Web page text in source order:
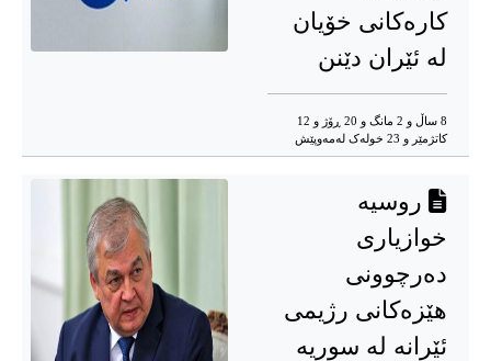
کارەکانی خۆیان
لە ئێران دێنن
8 ساڵ و 2 مانگ و 20 ڕۆژ و 12
کاتژمێر و 23 خوله‌ک له‌مه‌وپێش‌
روسیە
خوازیاری
دەرچوونی
هێزەکانی رژیمی
ئێرانە لە سوریە